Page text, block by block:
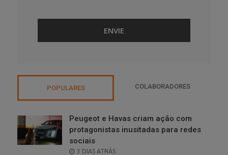
POPULARES COLABORADORES
Peugeot e Havas criam ação com
protagonistas inusitadas para redes
sociais
POSTED
3 DIAS ATRÁS